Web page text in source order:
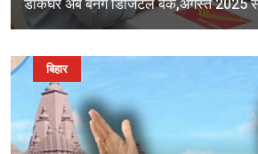
बिहार